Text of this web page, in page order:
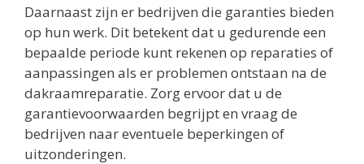
Daarnaast zijn er bedrijven die garanties bieden
op hun werk. Dit betekent dat u gedurende een
bepaalde periode kunt rekenen op reparaties of
aanpassingen als er problemen ontstaan na de
dakraamreparatie. Zorg ervoor dat u de
garantievoorwaarden begrijpt en vraag de
bedrijven naar eventuele beperkingen of
uitzonderingen.